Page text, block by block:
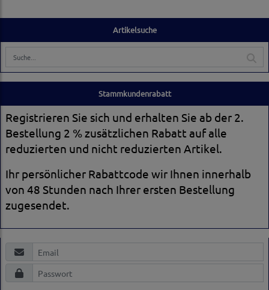
Artikelsuche
Stammkundenrabatt
Registrieren Sie sich und erhalten Sie ab der 2.
Bestellung 2 % zusätzlichen Rabatt auf alle
reduzierten und nicht reduzierten Artikel.
Ihr persönlicher Rabattcode wir Ihnen innerhalb
von 48 Stunden nach Ihrer ersten Bestellung
zugesendet.